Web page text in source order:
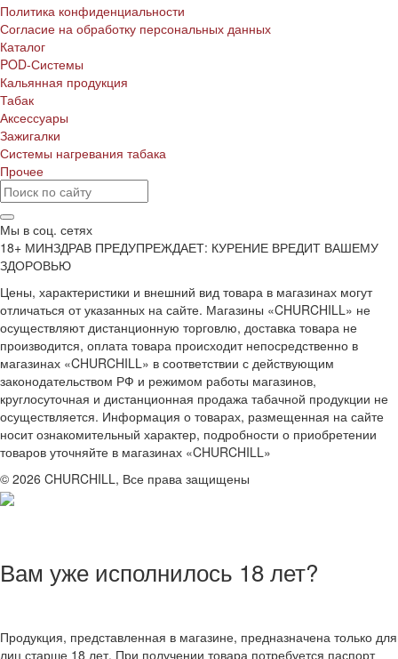
Политика конфиденциальности
Согласие на обработку персональных данных
Каталог
POD-Системы
Кальянная продукция
Табак
Аксессуары
Зажигалки
Системы нагревания табака
Прочее
Мы в соц. сетях
18+ МИНЗДРАВ ПРЕДУПРЕЖДАЕТ: КУРЕНИЕ ВРЕДИТ ВАШЕМУ
ЗДОРОВЬЮ
Цены, характеристики и внешний вид товара в магазинах могут
отличаться от указанных на сайте. Магазины «CHURCHILL» не
осуществляют дистанционную торговлю, доставка товара не
производится, оплата товара происходит непосредственно в
магазинах «CHURCHILL» в соответствии с действующим
законодательством РФ и режимом работы магазинов,
круглосуточная и дистанционная продажа табачной продукции не
осуществляется. Информация о товарах, размещенная на сайте
носит ознакомительный характер, подробности о приобретении
товаров уточняйте в магазинах «CHURCHILL»
© 2026 CHURCHILL, Все права защищены
Вам уже исполнилось 18 лет?
Продукция, представленная в магазине, предназначена только для
лиц старше 18 лет. При получении товара потребуется паспорт